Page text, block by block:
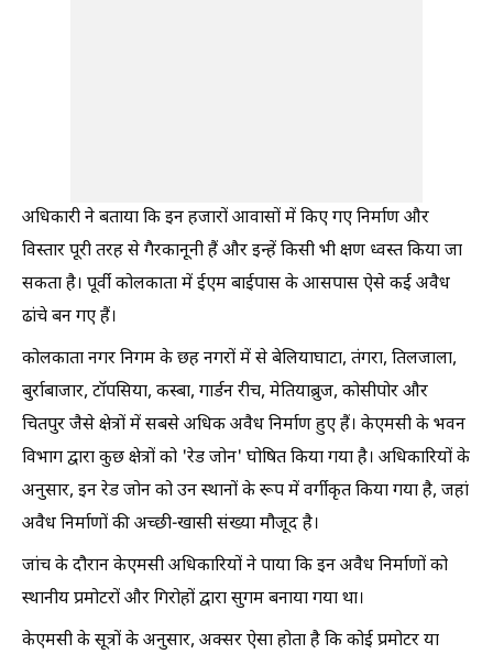
अधिकारी ने बताया कि इन हजारों आवासों में किए गए निर्माण और
विस्तार पूरी तरह से गैरकानूनी हैं और इन्हें किसी भी क्षण ध्वस्त किया जा
सकता है। पूर्वी कोलकाता में ईएम बाईपास के आसपास ऐसे कई अवैध
ढांचे बन गए हैं।
कोलकाता नगर निगम के छह नगरों में से बेलियाघाटा, तंगरा, तिलजाला,
बुर्राबाजार, टॉपसिया, कस्बा, गार्डन रीच, मेतियाब्रुज, कोसीपोर और
चितपुर जैसे क्षेत्रों में सबसे अधिक अवैध निर्माण हुए हैं। केएमसी के भवन
विभाग द्वारा कुछ क्षेत्रों को 'रेड जोन' घोषित किया गया है। अधिकारियों के
अनुसार, इन रेड जोन को उन स्थानों के रूप में वर्गीकृत किया गया है, जहां
अवैध निर्माणों की अच्छी-खासी संख्या मौजूद है।
जांच के दौरान केएमसी अधिकारियों ने पाया कि इन अवैध निर्माणों को
स्थानीय प्रमोटरों और गिरोहों द्वारा सुगम बनाया गया था।
केएमसी के सूत्रों के अनुसार, अक्सर ऐसा होता है कि कोई प्रमोटर या